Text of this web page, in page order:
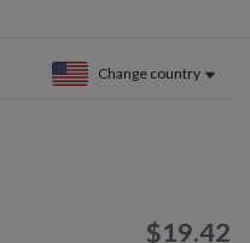
Change country
$19.42